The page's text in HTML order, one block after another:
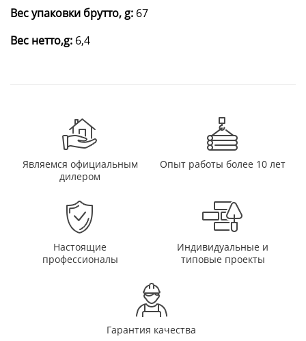
Вес упаковки брутто, g: 67
Вес нетто,g: 6,4
Являемся официальным
дилером
Опыт работы более 10 лет
Настоящие
профессионалы
Индивидуальные и
типовые проекты
Гарантия качества